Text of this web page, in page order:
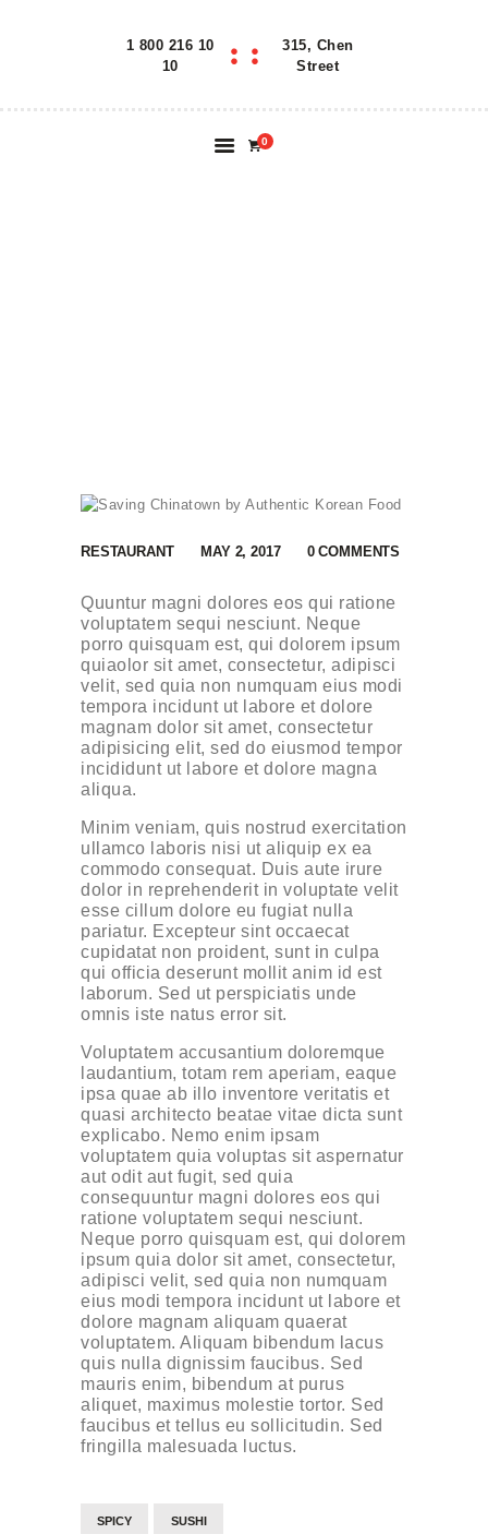
1 800 216 10
10
315, Chen
Street
0
Home
RESTAURANT MAY 2, 2017 0 COMMENTS
Quuntur magni dolores eos qui ratione
voluptatem sequi nesciunt. Neque
porro quisquam est, qui dolorem ipsum
quiaolor sit amet, consectetur, adipisci
velit, sed quia non numquam eius modi
tempora incidunt ut labore et dolore
magnam dolor sit amet, consectetur
adipisicing elit, sed do eiusmod tempor
incididunt ut labore et dolore magna
aliqua.
Minim veniam, quis nostrud exercitation
ullamco laboris nisi ut aliquip ex ea
commodo consequat. Duis aute irure
dolor in reprehenderit in voluptate velit
esse cillum dolore eu fugiat nulla
pariatur. Excepteur sint occaecat
cupidatat non proident, sunt in culpa
qui officia deserunt mollit anim id est
laborum. Sed ut perspiciatis unde
omnis iste natus error sit.
Voluptatem accusantium doloremque
laudantium, totam rem aperiam, eaque
ipsa quae ab illo inventore veritatis et
quasi architecto beatae vitae dicta sunt
explicabo. Nemo enim ipsam
voluptatem quia voluptas sit aspernatur
aut odit aut fugit, sed quia
consequuntur magni dolores eos qui
ratione voluptatem sequi nesciunt.
Neque porro quisquam est, qui dolorem
ipsum quia dolor sit amet, consectetur,
adipisci velit, sed quia non numquam
eius modi tempora incidunt ut labore et
dolore magnam aliquam quaerat
voluptatem. Aliquam bibendum lacus
quis nulla dignissim faucibus. Sed
mauris enim, bibendum at purus
aliquet, maximus molestie tortor. Sed
faucibus et tellus eu sollicitudin. Sed
fringilla malesuada luctus.
SPICY SUSHI